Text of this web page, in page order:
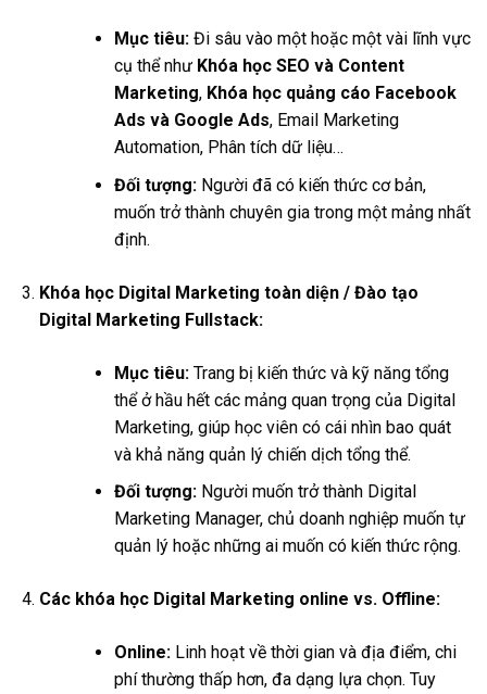
Mục tiêu:Đi sâu vào một hoặc một vài lĩnh vực
cụ thể như Khóa học SEO và Content
Marketing, Khóa học quảng cáo Facebook
Ads và Google Ads, Email Marketing
Automation, Phân tích dữ liệu…
Đối tượng:Người đã có kiến thức cơ bản,
muốn trở thành chuyên gia trong một mảng nhất
định.
Khóa học Digital Marketing toàn diện / Đào tạo
Digital Marketing Fullstack:
Mục tiêu:Trang bị kiến thức và kỹ năng tổng
thể ở hầu hết các mảng quan trọng của Digital
Marketing, giúp học viên có cái nhìn bao quát
và khả năng quản lý chiến dịch tổng thể.
Đối tượng:Người muốn trở thành Digital
Marketing Manager, chủ doanh nghiệp muốn tự
quản lý hoặc những ai muốn có kiến thức rộng.
Các khóa học Digital Marketing online vs. Offline:
Online:Linh hoạt về thời gian và địa điểm, chi
phí thường thấp hơn, đa dạng lựa chọn. Tuy